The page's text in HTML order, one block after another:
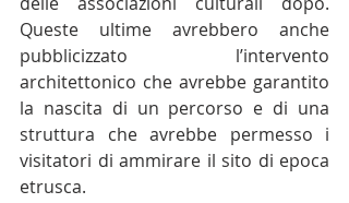
Queste ultime avrebbero anche
pubblicizzato l’intervento
architettonico che avrebbe garantito
la nascita di un percorso e di una
struttura che avrebbe permesso i
visitatori di ammirare il sito di epoca
etrusca.